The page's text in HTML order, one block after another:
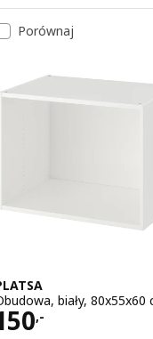
Porównaj
biały, 80x55x60
,- 150,-